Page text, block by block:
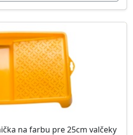
na farbu pre 25cm valčeky